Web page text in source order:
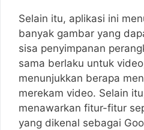
Selain itu, aplikasi ini
banyak gambar yang
sisa penyimpanan
sama berlaku untuk
menunjukkan berapa
merekam video. Selain
menawarkan fitur-fitur
yang dikenal sebagai